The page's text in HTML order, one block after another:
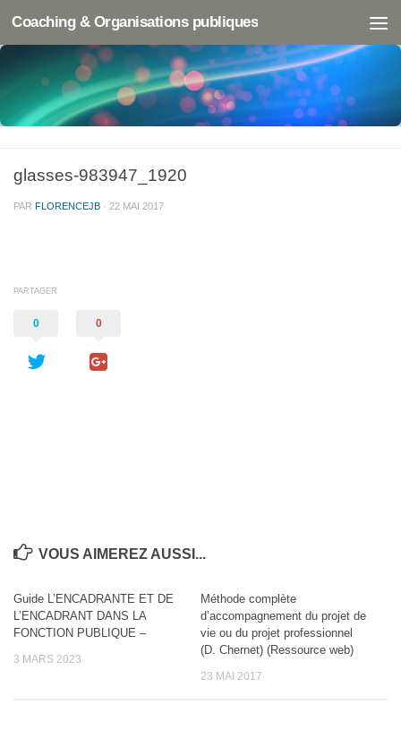
Coaching & Organisations publiques
glasses-983947_1920
PAR FLORENCEJB · 22 MAI 2017
PARTAGER
0 0
VOUS AIMEREZ AUSSI...
Guide L’ENCADRANTE ET DE
L’ENCADRANT DANS LA
FONCTION PUBLIQUE –
3 MARS 2023
Méthode complète
d’accompagnement du projet de
vie ou du projet professionnel
(D. Chernet) (Ressource web)
23 MAI 2017